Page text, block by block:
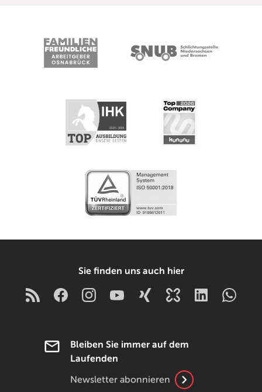
Sie finden uns auch hier
Bleiben Sie immer auf dem
Laufenden
Newsletter abonnieren